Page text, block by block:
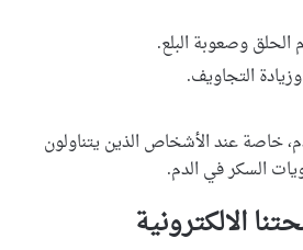
الحلق وصعوبة البلع.
التجاويف.
خاصة عند الأشخاص الذين يتناولون
السكر في الدم.
الالكترونية